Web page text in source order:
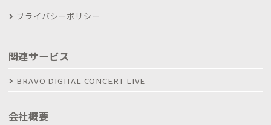
プライバシーポリシー
関連サービス
BRAVO DIGITAL CONCERT LIVE
会社概要